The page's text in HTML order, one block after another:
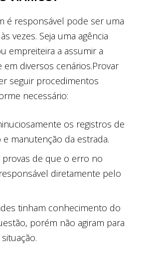
é responsável pode ser uma
vezes. Seja uma agência
empreiteira a assumir a
em diversos cenários.Provar
seguir procedimentos
necessário:
os registros de
manutenção da estrada.
de que o erro no
diretamente pelo
tinham conhecimento do
porém não agiram para